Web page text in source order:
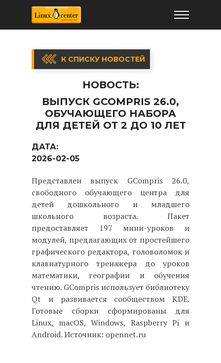
К СПИСКУ НОВОСТЕЙ
НОВОСТЬ:
ВЫПУСК GCOMPRIS 26.0,
ОБУЧАЮЩЕГО НАБОРА
ДЛЯ ДЕТЕЙ ОТ 2 ДО 10 ЛЕТ
ДАТА:
2026-02-05
Представлен выпуск GCompris 26.0,
свободного обучающего центра для
детей дошкольного и младшего
школьного возраста. Пакет
предоставляет 197 мини-уроков и
модулей, предлагающих от простейшего
графического редактора, головоломок и
клавиатурного тренажера до уроков
математики, географии и обучения
чтению. GCompris использует библиотеку
Qt и развивается сообществом KDE.
Готовые сборки сформированы для
Linux, macOS, Windows, Raspberry Pi и
Android. Источник: opennet.ru